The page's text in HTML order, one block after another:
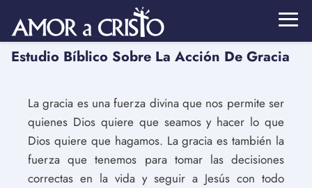
Estudio Bíblico Sobre La Acción De Gracia
La gracia es una fuerza divina que nos permite ser
quienes Dios quiere que seamos y hacer lo que
Dios quiere que hagamos. La gracia es también la
fuerza que tenemos para tomar las decisiones
correctas en la vida y seguir a Jesús con todo